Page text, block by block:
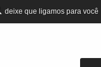
deixe que ligamos para você